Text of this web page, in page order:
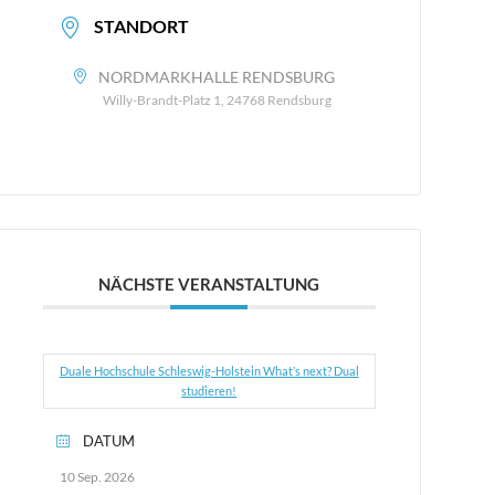
STANDORT
NORDMARKHALLE RENDSBURG
Willy-Brandt-Platz 1, 24768 Rendsburg
NÄCHSTE VERANSTALTUNG
Duale Hochschule Schleswig-Holstein What’s next? Dual
studieren!
DATUM
10 Sep. 2026